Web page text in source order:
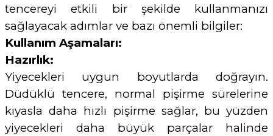
tencereyi etkili bir şekilde kullanmanızı
sağlayacak adımlar ve bazı önemli bilgiler:
Kullanım Aşamaları:
Hazırlık:
Yiyecekleri uygun boyutlarda doğrayın.
Düdüklü tencere, normal pişirme sürelerine
kıyasla daha hızlı pişirme sağlar, bu yüzden
yiyecekleri daha büyük parçalar halinde